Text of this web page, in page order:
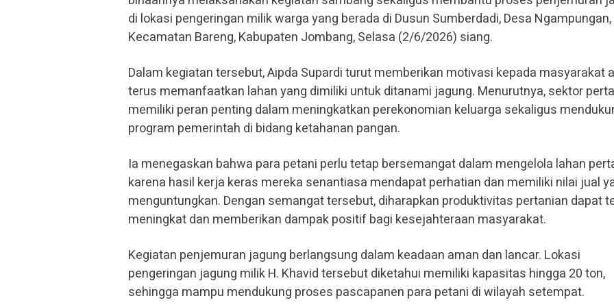
di lokasi pengeringan milik warga yang berada di Dusun Sumberdadi, Desa Ngampungan,
Kecamatan Bareng, Kabupaten Jombang, Selasa (2/6/2026) siang.
Dalam kegiatan tersebut, Aipda Supardi turut memberikan motivasi kepada masyarakat
terus memanfaatkan lahan yang dimiliki untuk ditanami jagung. Menurutnya, sektor
memiliki peran penting dalam meningkatkan perekonomian keluarga sekaligus
program pemerintah di bidang ketahanan pangan.
Ia menegaskan bahwa para petani perlu tetap bersemangat dalam mengelola lahan
karena hasil kerja keras mereka senantiasa mendapat perhatian dan memiliki nilai jual
menguntungkan. Dengan semangat tersebut, diharapkan produktivitas pertanian dapat
meningkat dan memberikan dampak positif bagi kesejahteraan masyarakat.
Kegiatan penjemuran jagung berlangsung dalam keadaan aman dan lancar. Lokasi
pengeringan jagung milik H. Khavid tersebut diketahui memiliki kapasitas hingga 20 ton,
sehingga mampu mendukung proses pascapanen para petani di wilayah setempat.